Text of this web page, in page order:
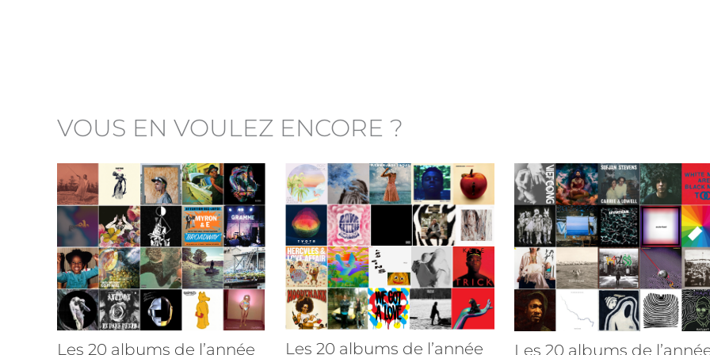
VOUS EN VOULEZ ENCORE ?
Les 20 albums de l’année Les 20 albums de l’année Les 20 albums de